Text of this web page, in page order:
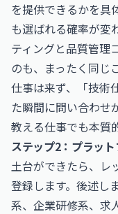
を提供できるかを具
も選ばれる確率が変
ティングと品質管理
のも、まったく同じ
仕事は来ず、「技術
た瞬間に問い合わせ
教える仕事でも本質
ステップ2：プラッ
土台ができたら、レ
登録します。後述し
系、企業研修系、求